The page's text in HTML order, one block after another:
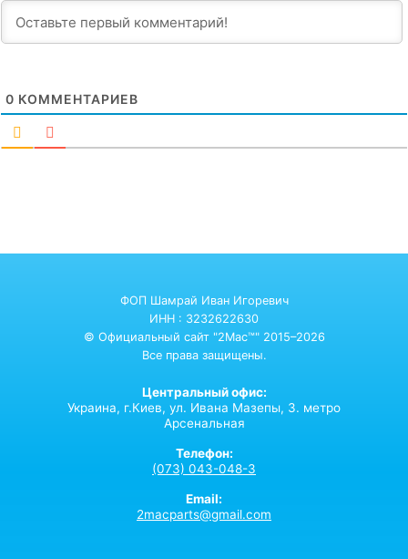
0 КОММЕНТАРИЕВ
ФОП Шамрай Иван Игоревич
ИНН : 3232622630
© Официальный сайт "2Mac™" 2015–2026
Все права защищены.
Центральный офис:
Украина, г.Киев, ул. Ивана Мазепы, 3. метро
Арсенальная
Телефон:
(073) 043-048-3
Email:
2macparts@gmail.com